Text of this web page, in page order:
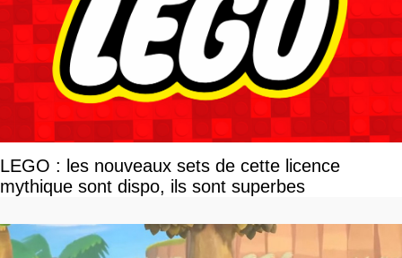
LEGO : les nouveaux sets de cette licence
mythique sont dispo, ils sont superbes